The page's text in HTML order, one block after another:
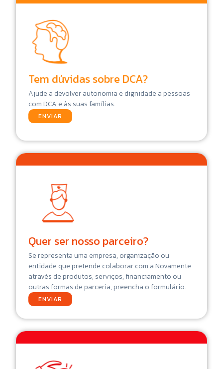
Tem dúvidas sobre DCA?
Ajude a devolver autonomia e dignidade a pessoas
com DCA e às suas famílias.
ENVIAR
Quer ser nosso parceiro?
Se representa uma empresa, organização ou
entidade que pretende colaborar com a Novamente
através de produtos, serviços, financiamento ou
outras formas de parceria, preencha o formulário.
ENVIAR